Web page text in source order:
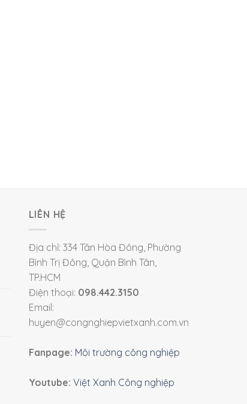
LIÊN HỆ
Địa chỉ: 334 Tân Hòa Đông, Phường
Bình Trị Đông, Quận Bình Tân,
TP.HCM
Điện thoại: 098.442.3150
Email:
huyen@congnghiepvietxanh.com.vn
Fanpage: Môi trường công nghiệp
Youtube: Việt Xanh Công nghiệp